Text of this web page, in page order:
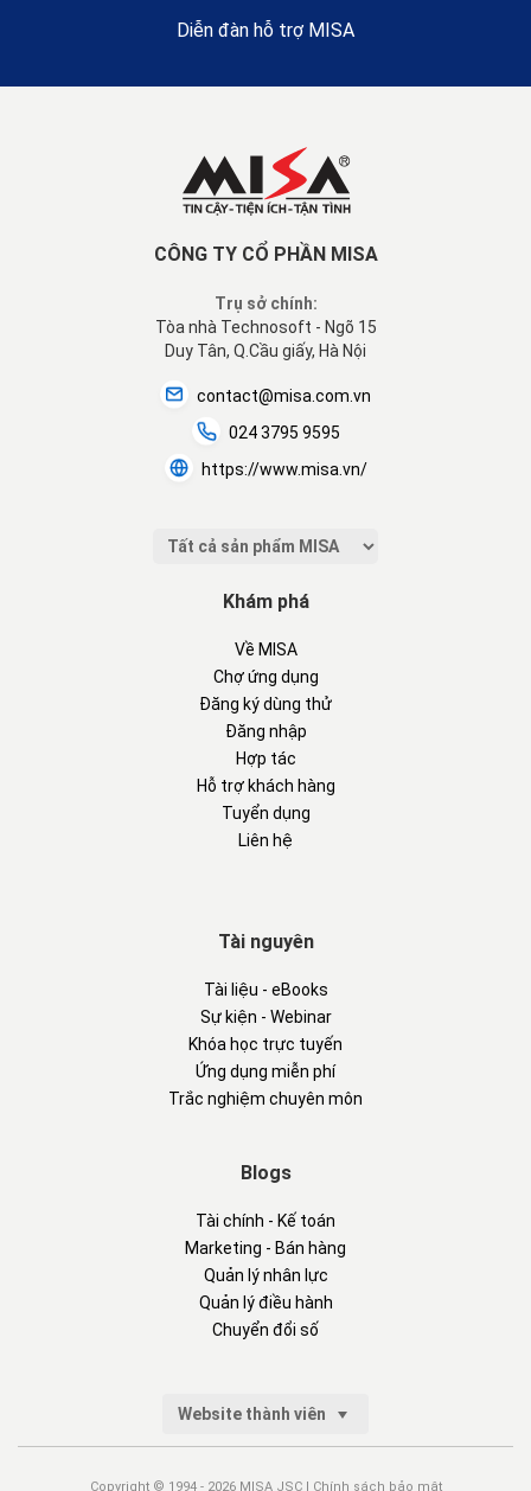
Diễn đàn hỗ trợ MISA
CÔNG TY CỔ PHẦN MISA
Trụ sở chính:
Tòa nhà Technosoft - Ngõ 15
Duy Tân, Q.Cầu giấy, Hà Nội
contact@misa.com.vn
024 3795 9595
https://www.misa.vn/
Khám phá
Về MISA
Chợ ứng dụng
Đăng ký dùng thử
Đăng nhập
Hợp tác
Hỗ trợ khách hàng
Tuyển dụng
Liên hệ
Tài nguyên
Tài liệu - eBooks
Sự kiện - Webinar
Khóa học trực tuyến
Ứng dụng miễn phí
Trắc nghiệm chuyên môn
Blogs
Tài chính - Kế toán
Marketing - Bán hàng
Quản lý nhân lực
Quản lý điều hành
Chuyển đổi số
Website thành viên
Copyright © 1994 - 2026 MISA JSC | Chính sách bảo mật